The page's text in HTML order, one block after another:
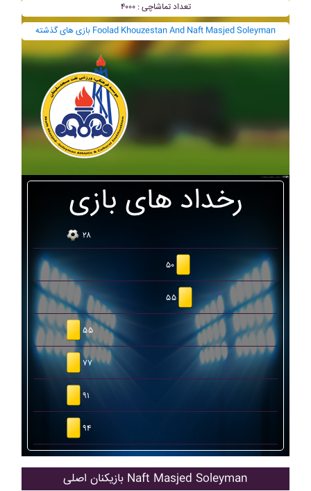
تعداد تماشاچی : ۴۰۰۰
بازی های گذشته Foolad Khouzestan And Naft Masjed Soleyman
رخداد های بازی
۲۸
۵۰
۵۵
۵۵
۷۷
۹۱
۹۴
بازیکنان اصلی Naft Masjed Soleyman